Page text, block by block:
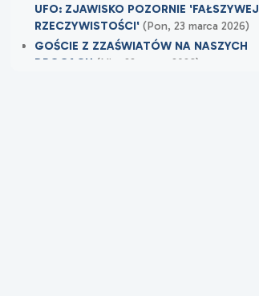
UFO: ZJAWISKO POZORNIE 'FAŁSZYWEJ
RZECZYWISTOŚCI'(Pon, 23 marca 2026)
GOŚCIE Z ZZAŚWIATÓW NA NASZYCH
DROGACH (Nie, 22 marca 2026)